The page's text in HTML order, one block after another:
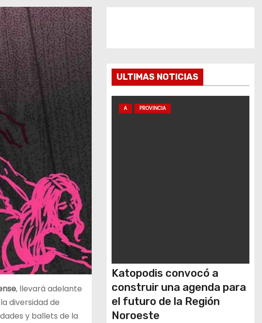
, llevará adelante
diversidad de
y ballets de la
ULTIMAS NOTICIAS
A PROVINCIA
Katopodis convocó a
construir una agenda para
el futuro de la Región
Noroeste